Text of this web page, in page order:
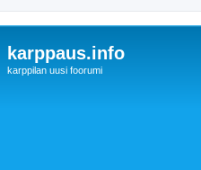
karppaus.info
karppilan uusi foorumi